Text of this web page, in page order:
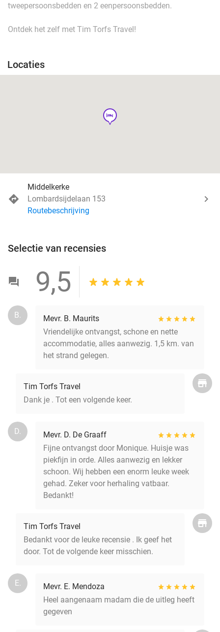
tweepersoonsbedden en 2 eenpersoonsbedden.
Ontdek het zelf met Tim Torfs Travel!
Locaties
hotel
Middelkerke
Lombardsijdelaan 153
Routebeschrijving
Selectie van recensies
9,5
B.
Mevr. B. Maurits
Vriendelijke ontvangst, schone en nette
accommodatie, alles aanwezig. 1,5 km. van
het strand gelegen.
Tim Torfs Travel
Dank je . Tot een volgende keer.
D.
Mevr. D. De Graaff
Fijne ontvangst door Monique. Huisje was
piekfijn in orde. Alles aanwezig en lekker
schoon. Wij hebben een enorm leuke week
gehad. Zeker voor herhaling vatbaar.
Bedankt!
Tim Torfs Travel
Bedankt voor de leuke recensie . Ik geef het
door. Tot de volgende keer misschien.
E.
Mevr. E. Mendoza
Heel aangenaam madam die de uitleg heeft
gegeven